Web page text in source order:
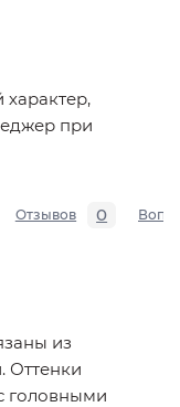
при
Отзывов 0
из
Оттенки
головными